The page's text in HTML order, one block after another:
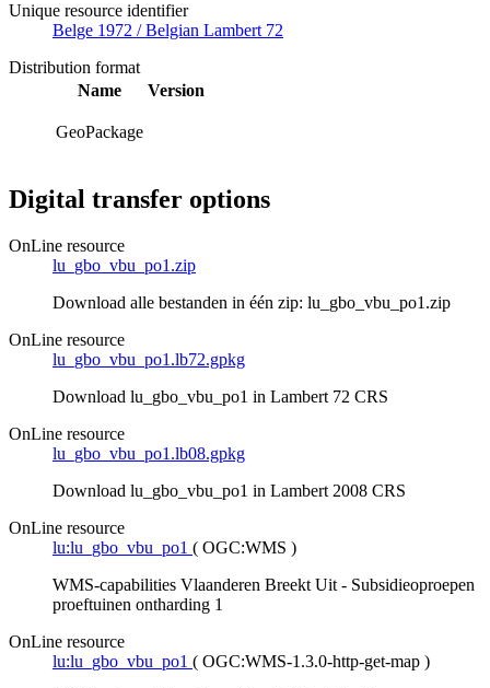
Unique resource identifier
Belge 1972 / Belgian Lambert 72
Distribution format
Name
Version
GeoPackage
Digital transfer options
OnLine resource
lu_gbo_vbu_po1.zip
Download alle bestanden in één zip: lu_gbo_vbu_po1.zip
OnLine resource
lu_gbo_vbu_po1.lb72.gpkg
Download lu_gbo_vbu_po1 in Lambert 72 CRS
OnLine resource
lu_gbo_vbu_po1.lb08.gpkg
Download lu_gbo_vbu_po1 in Lambert 2008 CRS
OnLine resource
lu:lu_gbo_vbu_po1 ( OGC:WMS )
WMS-capabilities Vlaanderen Breekt Uit - Subsidieoproepen
proeftuinen ontharding 1
OnLine resource
lu:lu_gbo_vbu_po1 ( OGC:WMS-1.3.0-http-get-map )